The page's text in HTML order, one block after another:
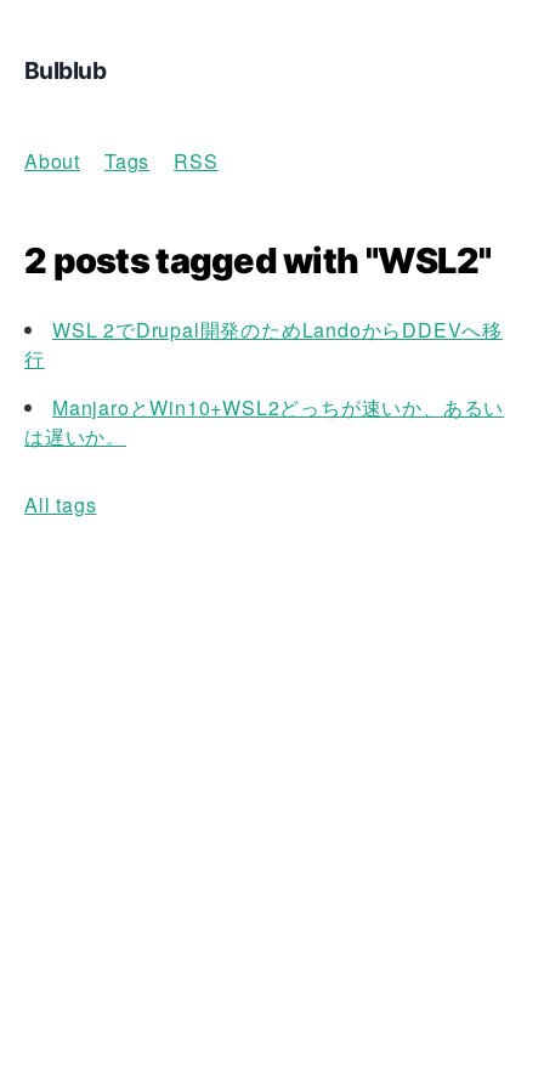
Bulblub
About Tags RSS
2 posts tagged with "WSL2"
WSL 2でDrupal開発のためLandoからDDEVへ移
行
ManjaroとWin10+WSL2どっちが速いか、あるい
は遅いか。
All tags